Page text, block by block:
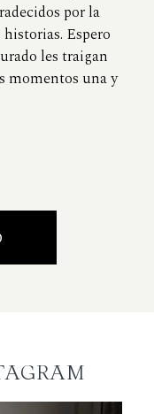
por la
Espero
les traigan
momentos una y